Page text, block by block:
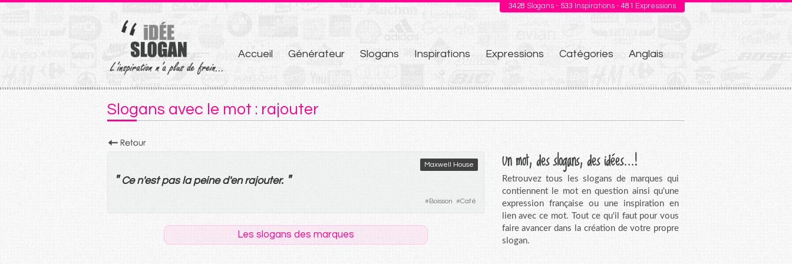
3428 Slogans - 533 Inspirations - 481 Expressions
Aller
au
contenu
Accueil Générateur Slogans Inspirations Expressions Catégories Anglais
Slogans avec le mot : rajouter
Maxwell House
" Cen'est paslapeined'en rajouter. "
#Boisson #Café
Les slogans des marques
Un mot, des slogans, des idées...!
Retrouvez tous les slogans de marques qui
contiennent le mot en question ainsi qu'une
expression française ou une inspiration en
lien avec ce mot. Tout ce qu'il faut pour vous
faire avancer dans la création de votre propre
slogan.